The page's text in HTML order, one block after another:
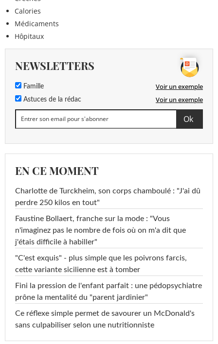
Calories
Médicaments
Hôpitaux
NEWSLETTERS
Famille Voir un exemple
Astuces de la rédac Voir un exemple
EN CE MOMENT
Charlotte de Turckheim, son corps chamboulé : "J'ai dû
perdre 250 kilos en tout"
Faustine Bollaert, franche sur la mode : "Vous
n'imaginez pas le nombre de fois où on m'a dit que
j'étais difficile à habiller"
"C'est exquis" - plus simple que les poivrons farcis,
cette variante sicilienne est à tomber
Fini la pression de l'enfant parfait : une pédopsychiatre
prône la mentalité du "parent jardinier"
Ce réflexe simple permet de savourer un McDonald's
sans culpabiliser selon une nutritionniste